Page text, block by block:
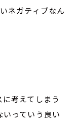
ネガティブなん
に考えてしまう
いっていう良い